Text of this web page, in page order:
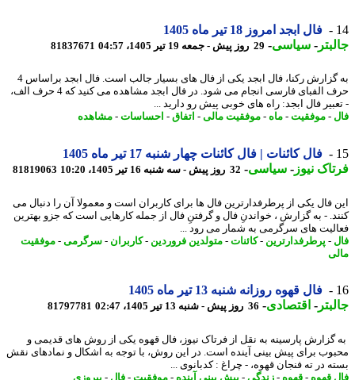
فال ابجد امروز 18 تیر ماه 1405
-سیاسی-29 روز پیش - جمعه 19 تیر 1405، 04:57 81837671
به گزارش رکنا، فال ابجد یکی از فال های بسیار جالب است. فال ابجد براساس 4
حرف الفبای فارسی انجام می شود. در فال ابجد مشاهده می کنید که 4 حرف الف،
فال ابجد: راه های خوبی پیش رو دارید ...
-موفقیت-ماه-موفقیت مالی-اتفاق-احساسات-مشاهده
فال کائنات | فال کائنات چهار شنبه 17 تیر ماه 1405
نیوز-سیاسی-32 روز پیش - سه شنبه 16 تیر 1405، 10:20 81819063
فال یکی از پرطرفدارترین فال ها برای کاربران است و معمولا آن را دنبال می
- به گزارش ، خواندنِ فال و گرفتنِ فال از جمله کارهایی است که جزو بهترین
های سرگرمی به شمار می رود ...
-پرطرفدارترین- کائنات-متولدین فروردین -کاربران - سرگرمی-موفقیت
فال قهوه روزانه شنبه 13 تیر ماه 1405
-اقتصادی-36 روز پیش - شنبه 13 تیر 1405، 02:47 81797781
پارسینه به نقل از فرتاک نیوز، فال قهوه یکی از روش های قدیمی و
برای پیش بینی آینده است. در این روش، با توجه به اشکال و نمادهای نقش
در ته فنجان قهوه، - چراغ : کدبانوی ...
قهوه-قهوه-زندگی-پیش بینی آینده -موفقیت-فال-پیروزی